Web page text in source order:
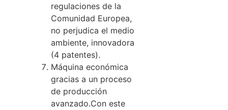
regulaciones de la
Comunidad Europea,
no perjudica el medio
ambiente, innovadora
(4 patentes).
Máquina económica
gracias a un proceso
de producción
avanzado.Con este